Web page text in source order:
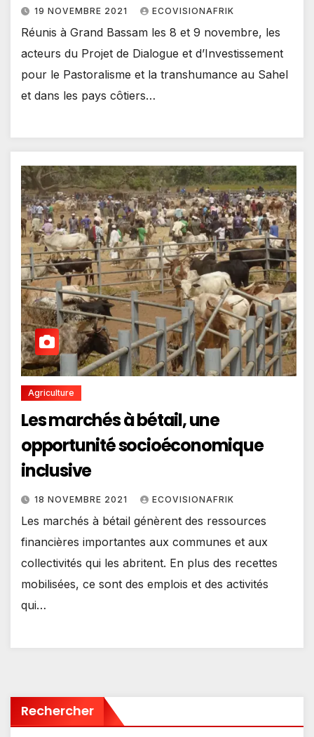
19 NOVEMBRE 2021 ECOVISIONAFRIK
Réunis à Grand Bassam les 8 et 9 novembre, les
acteurs du Projet de Dialogue et d’Investissement
pour le Pastoralisme et la transhumance au Sahel
et dans les pays côtiers…
Agriculture
Les marchés à bétail, une
opportunité socioéconomique
inclusive
18 NOVEMBRE 2021 ECOVISIONAFRIK
Les marchés à bétail génèrent des ressources
financières importantes aux communes et aux
collectivités qui les abritent. En plus des recettes
mobilisées, ce sont des emplois et des activités
qui…
Rechercher